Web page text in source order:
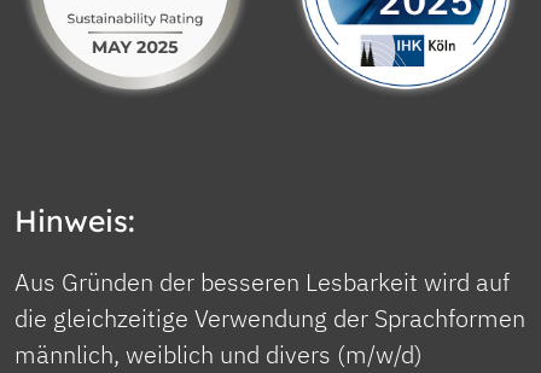
Hinweis:
Aus Gründen der besseren Lesbarkeit wird auf
die gleichzeitige Verwendung der Sprachformen
männlich, weiblich und divers (m/w/d)